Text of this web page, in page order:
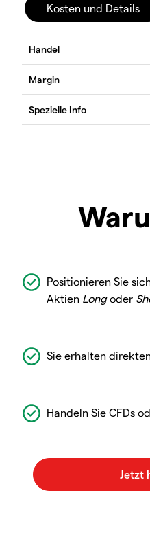
Kosten und Details
Positionieren Sie
Aktien Longoder
Sie erhalten
Handeln Sie CFDs